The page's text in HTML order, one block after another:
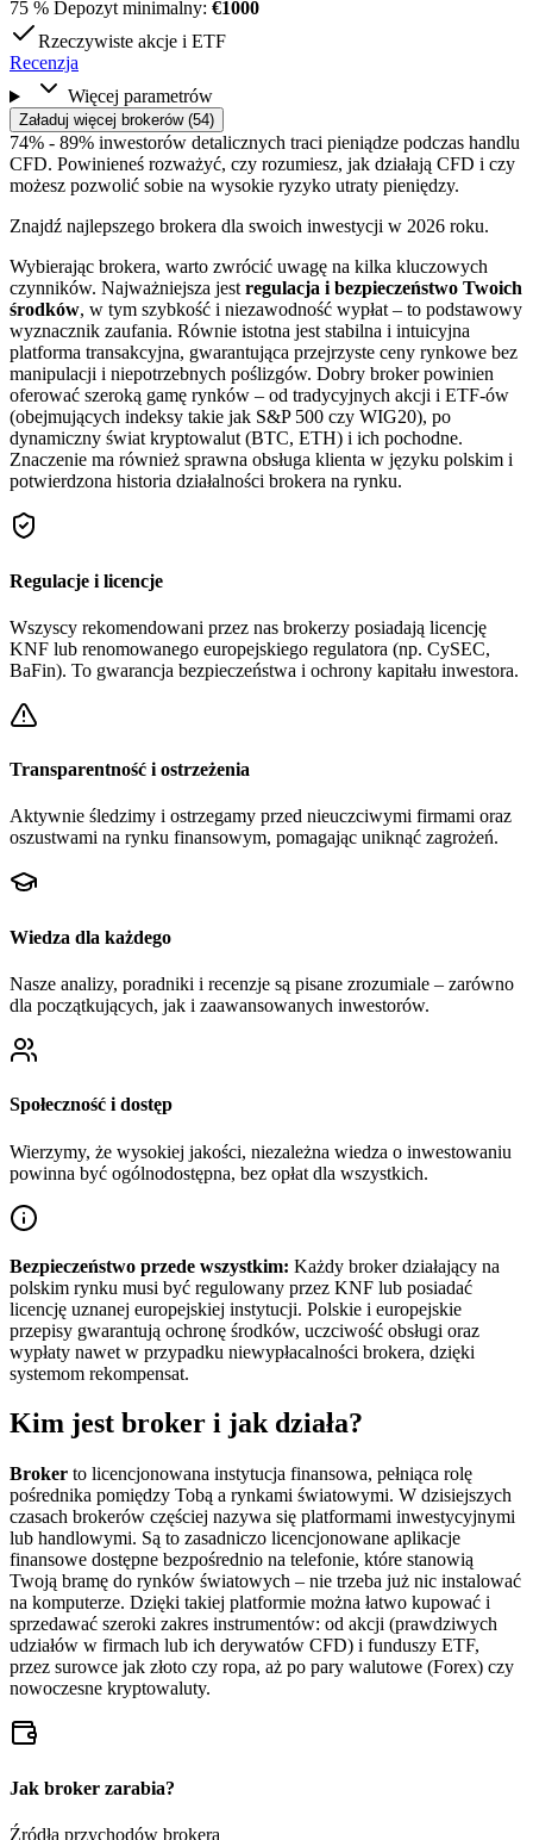
75 % Depozyt minimalny: €1000
Rzeczywiste akcje i ETF
Recenzja
Więcej parametrów
Załaduj więcej brokerów (54)
74% - 89% inwestorów detalicznych traci pieniądze podczas handlu
CFD. Powinieneś rozważyć, czy rozumiesz, jak działają CFD i czy
możesz pozwolić sobie na wysokie ryzyko utraty pieniędzy.
Znajdź najlepszego brokera dla swoich inwestycji w 2026 roku.
Wybierając brokera, warto zwrócić uwagę na kilka kluczowych
czynników. Najważniejsza jest regulacja i bezpieczeństwo Twoich
środków, w tym szybkość i niezawodność wypłat – to podstawowy
wyznacznik zaufania. Równie istotna jest stabilna i intuicyjna
platforma transakcyjna, gwarantująca przejrzyste ceny rynkowe bez
manipulacji i niepotrzebnych poślizgów. Dobry broker powinien
oferować szeroką gamę rynków – od tradycyjnych akcji i ETF-ów
(obejmujących indeksy takie jak S&P 500 czy WIG20), po
dynamiczny świat kryptowalut (BTC, ETH) i ich pochodne.
Znaczenie ma również sprawna obsługa klienta w języku polskim i
potwierdzona historia działalności brokera na rynku.
Regulacje i licencje
Wszyscy rekomendowani przez nas brokerzy posiadają licencję
KNF lub renomowanego europejskiego regulatora (np. CySEC,
BaFin). To gwarancja bezpieczeństwa i ochrony kapitału inwestora.
Transparentność i ostrzeżenia
Aktywnie śledzimy i ostrzegamy przed nieuczciwymi firmami oraz
oszustwami na rynku finansowym, pomagając uniknąć zagrożeń.
Wiedza dla każdego
Nasze analizy, poradniki i recenzje są pisane zrozumiale – zarówno
dla początkujących, jak i zaawansowanych inwestorów.
Społeczność i dostęp
Wierzymy, że wysokiej jakości, niezależna wiedza o inwestowaniu
powinna być ogólnodostępna, bez opłat dla wszystkich.
Bezpieczeństwo przede wszystkim: Każdy broker działający na
polskim rynku musi być regulowany przez KNF lub posiadać
licencję uznanej europejskiej instytucji. Polskie i europejskie
przepisy gwarantują ochronę środków, uczciwość obsługi oraz
wypłaty nawet w przypadku niewypłacalności brokera, dzięki
systemom rekompensat.
Kim jest broker i jak działa?
Broker to licencjonowana instytucja finansowa, pełniąca rolę
pośrednika pomiędzy Tobą a rynkami światowymi. W dzisiejszych
czasach brokerów częściej nazywa się platformami inwestycyjnymi
lub handlowymi. Są to zasadniczo licencjonowane aplikacje
finansowe dostępne bezpośrednio na telefonie, które stanowią
Twoją bramę do rynków światowych – nie trzeba już nic instalować
na komputerze. Dzięki takiej platformie można łatwo kupować i
sprzedawać szeroki zakres instrumentów: od akcji (prawdziwych
udziałów w firmach lub ich derywatów CFD) i funduszy ETF,
przez surowce jak złoto czy ropa, aż po pary walutowe (Forex) czy
nowoczesne kryptowaluty.
Jak broker zarabia?
Źródła przychodów brokera